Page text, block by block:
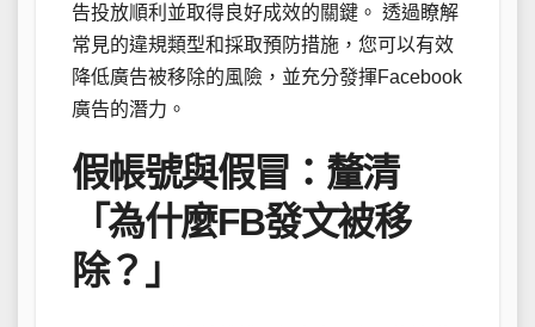
告投放順利並取得良好成效的關鍵。 透過瞭解
常見的違規類型和採取預防措施，您可以有效
降低廣告被移除的風險，並充分發揮Facebook
廣告的潛力。
假帳號與假冒：釐清
「為什麼FB發文被移
除？」